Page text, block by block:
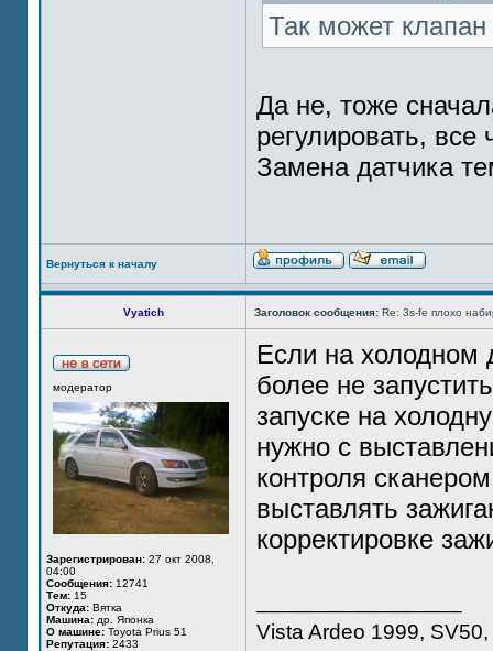
Так может
Да не, тоже
регулировать, все
Замена датчика
Вернуться к началу
Vyatich Заголовок сообщения: Re: 3s-fe плохо
модератор
Зарегистрирован: 27 окт 2008,
04:00
Сообщения: 12741
Тем: 15
Откуда: Вятка
Машина: др. Японка
О машине: Toyota Prius 51
Репутация: 2433
Если на холодном
более не
запуске на
нужно с
контроля
выставлять
корректировке
Vista Ardeo 1999,